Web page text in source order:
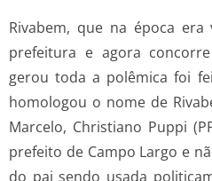
Rivabem, que na época
prefeitura e agora
gerou toda a polêmica foi
homologou o nome de
Marcelo, Christiano Puppi
prefeito de Campo Largo e
do pai sendo usada